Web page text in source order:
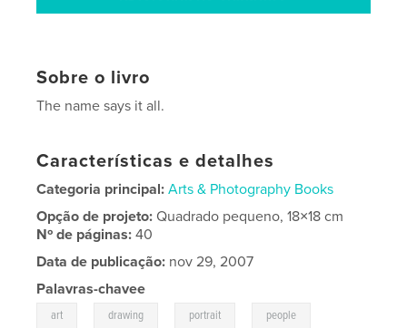
Sobre o livro
The name says it all.
Características e detalhes
Categoria principal: Arts & Photography Books
Opção de projeto:Quadrado pequeno, 18×18 cm
Nº de páginas:40
Data de publicação: nov 29, 2007
Palavras-chavee
art drawing portrait people